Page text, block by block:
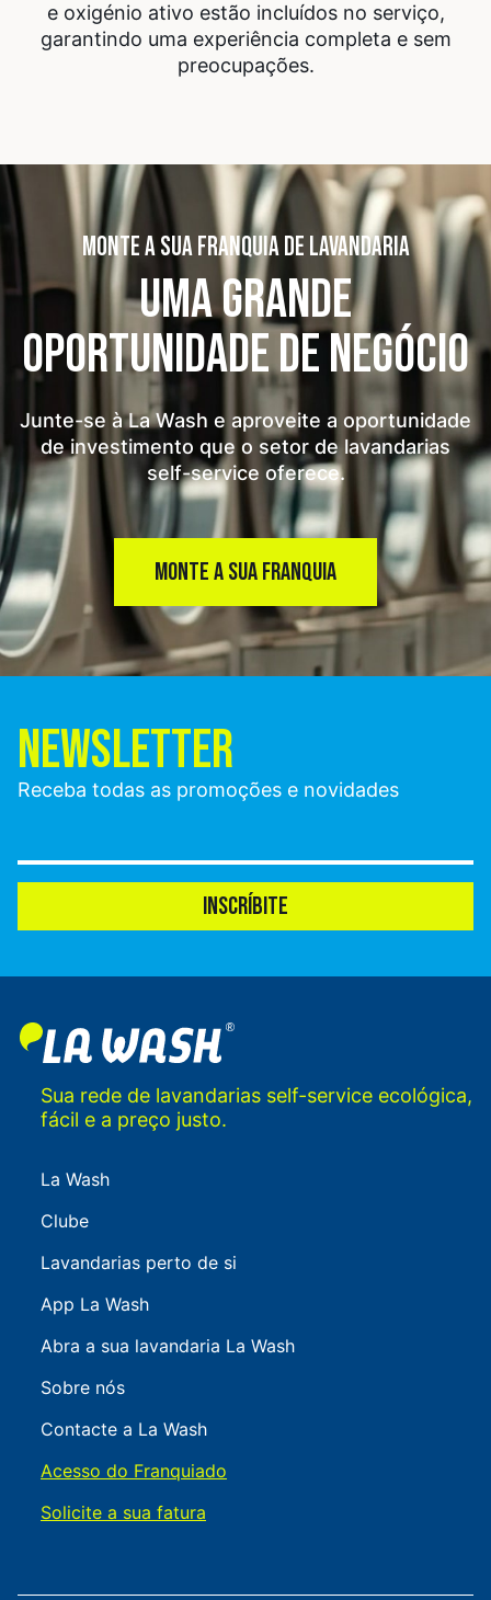
e oxigénio ativo estão incluídos no serviço,
garantindo uma experiência completa e sem
preocupações.
MONTE A SUA FRANQUIA DE LAVANDARIA
UMA GRANDE
OPORTUNIDADE DE NEGÓCIO
Junte-se à La Wash e aproveite a oportunidade
de investimento que o setor de lavandarias
self-service oferece.
MONTE A SUA FRANQUIA
NEWSLETTER
Receba todas as promoções e novidades
INSCRÍBITE
Sua rede de lavandarias self-service ecológica,
fácil e a preço justo.
La Wash
Clube
Lavandarias perto de si
App La Wash
Abra a sua lavandaria La Wash
Sobre nós
Contacte a La Wash
Acesso do Franquiado
Solicite a sua fatura